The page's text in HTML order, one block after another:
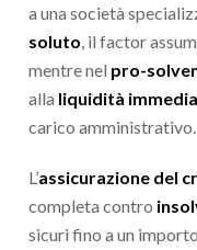
a una società
soluto , il factor
mentre nel pro-
alla liquidità
carico amministrativo.
L’assicurazione del
completa contro
sicuri fino a un